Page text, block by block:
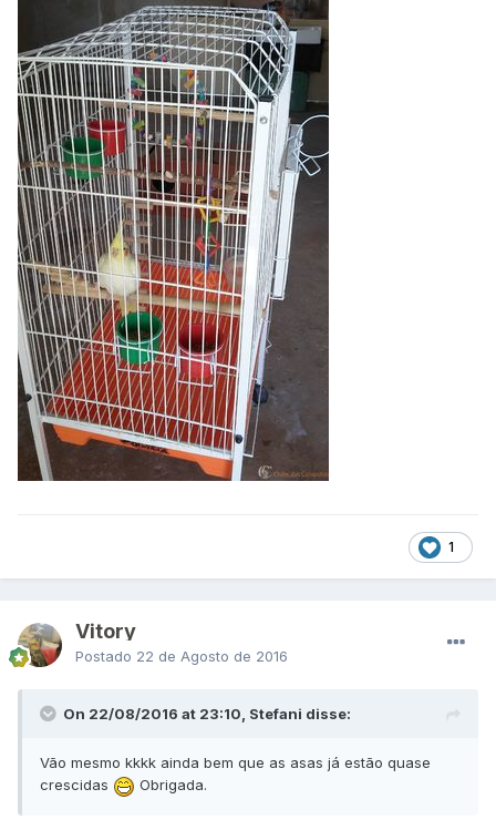
1
Vitory
Postado 22 de Agosto de 2016
On 22/08/2016 at 23:10, Stefani disse:
Vão mesmo kkkk ainda bem que as asas já estão quase
crescidas
Obrigada.